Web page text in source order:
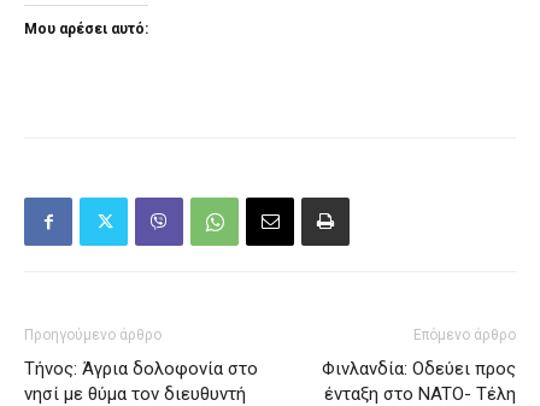
Μου αρέσει αυτό:
Προηγούμενο άρθρο
Τήνος: Άγρια δολοφονία στο
νησί με θύμα τον διευθυντή
Επόμενο άρθρο
Φινλανδία: Οδεύει προς
ένταξη στο NATO- Τέλη